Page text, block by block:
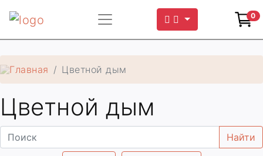
Главная Цветной дым
Цветной дым
Найти
0